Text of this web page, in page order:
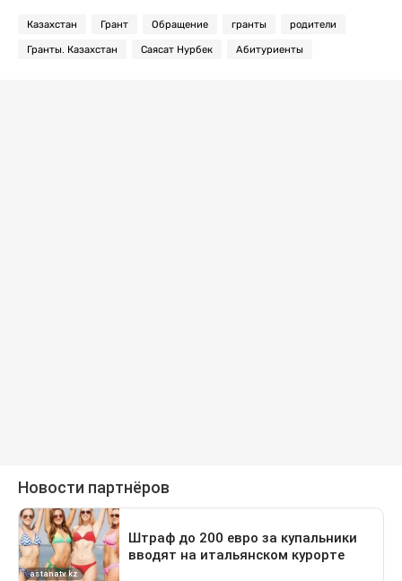
Казахстан Грант Обращение гранты родители
Гранты. Казахстан Саясат Нурбек Абитуриенты